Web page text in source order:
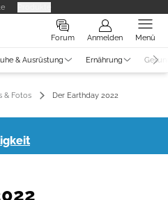
Forum Anmelden Menü
& Ausrüstung Ernährung
& Fotos Der Earthday 2022